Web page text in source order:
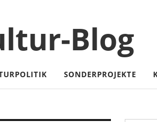
Blog
SONDERPROJEKTE